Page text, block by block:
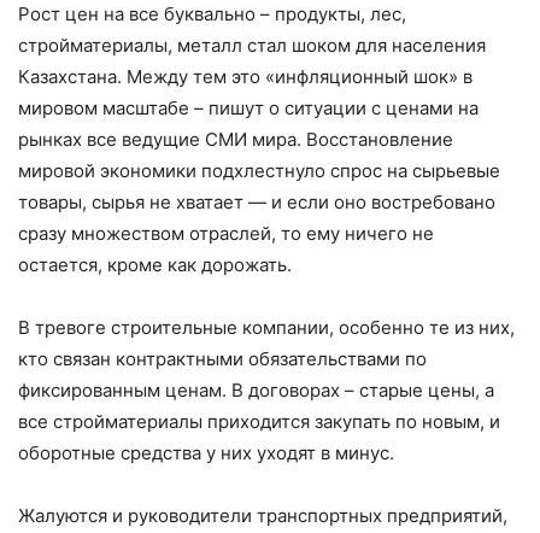
Рост цен на все буквально – продукты, лес,
стройматериалы, металл стал шоком для населения
Казахстана. Между тем это «инфляционный шок» в
мировом масштабе – пишут о ситуации с ценами на
рынках все ведущие СМИ мира. Восстановление
мировой экономики подхлестнуло спрос на сырьевые
товары, сырья не хватает — и если оно востребовано
сразу множеством отраслей, то ему ничего не
остается, кроме как дорожать.
В тревоге строительные компании, особенно те из них,
кто связан контрактными обязательствами по
фиксированным ценам. В договорах – старые цены, а
все стройматериалы приходится закупать по новым, и
оборотные средства у них уходят в минус.
Жалуются и руководители транспортных предприятий,